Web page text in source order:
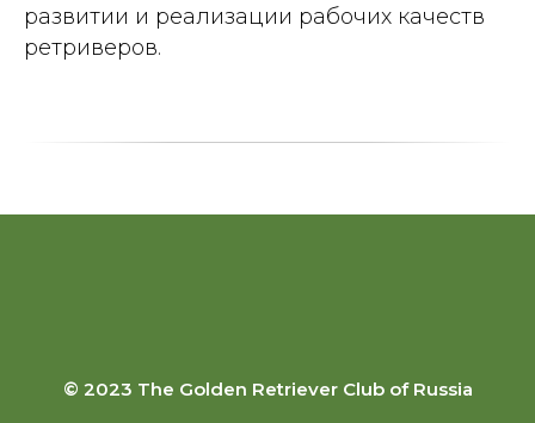
развитии и реализации рабочих качеств
ретриверов.
© 2023 The Golden Retriever Club of Russia